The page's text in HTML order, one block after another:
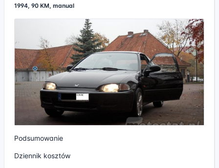
1994, 90 KM, manual
Podsumowanie
Dziennik kosztów